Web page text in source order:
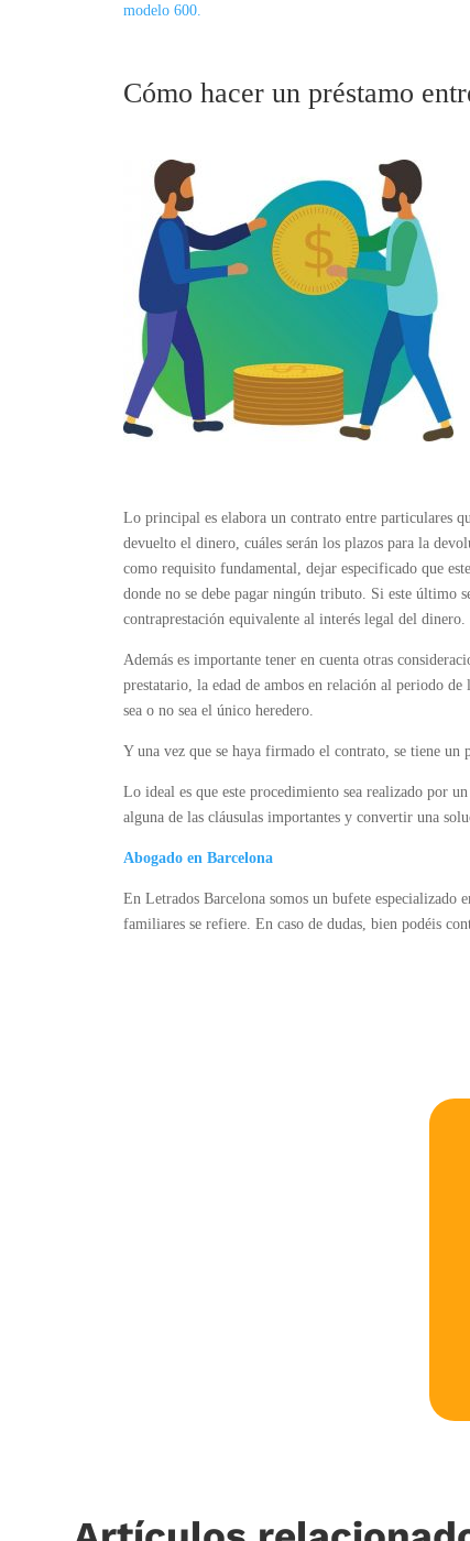
modelo 600.
Cómo hacer un préstamo
Lo principal es elabora un contrato entre particulares
devuelto el dinero, cuáles serán los plazos para la
como requisito fundamental, dejar especificado que
donde no se debe pagar ningún tributo. Si este último
contraprestación equivalente al interés legal del dinero.
Además es importante tener en cuenta otras
prestatario, la edad de ambos en relación al periodo
sea o no sea el único heredero.
Y una vez que se haya firmado el contrato, se tiene
Lo ideal es que este procedimiento sea realizado por
alguna de las cláusulas importantes y convertir una
Abogado en Barcelona
En Letrados Barcelona somos un bufete especializado
familiares se refiere. En caso de dudas, bien podéis